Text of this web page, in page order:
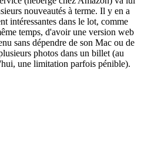
nouveautés à terme. Il y en a
intéressantes dans le lot, comme
temps, d'avoir une version web
sans dépendre de son Mac ou de
photos dans un billet (au
une limitation parfois pénible).